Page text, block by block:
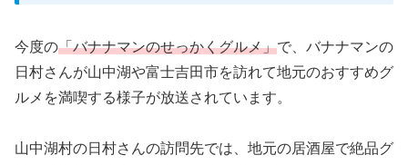
今度の「バナナマンのせっかくグルメ」で、バナナマンの
日村さんが山中湖や富士吉田市を訪れて地元のおすすめグ
ルメを満喫する様子が放送されています。
山中湖村の日村さんの訪問先では、地元の居酒屋で絶品グ